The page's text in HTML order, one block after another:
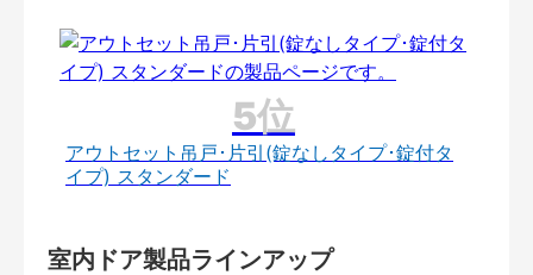
アウトセット吊戸･片引(錠なしタイプ･錠付タ
イプ) スタンダード
室内ドア製品ラインアップ